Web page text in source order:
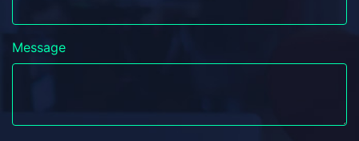
Message